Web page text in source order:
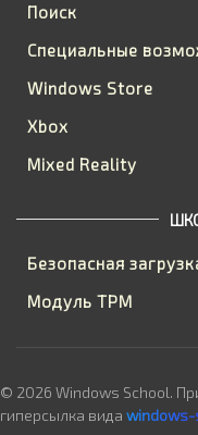
Поиск
Специальные
Windows Store
Xbox
Mixed Reality
Безопасная
Модуль TPM
© 2026 Windows School.
гиперсылка вида windows-